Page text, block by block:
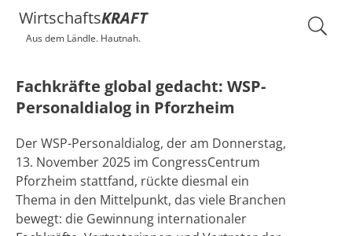
WirtschaftsKRAFT
Aus dem Ländle. Hautnah.
Fachkräfte global gedacht: WSP-
Personaldialog in Pforzheim
Der WSP-Personaldialog, der am Donnerstag,
13. November 2025 im CongressCentrum
Pforzheim stattfand, rückte diesmal ein
Thema in den Mittelpunkt, das viele Branchen
bewegt: die Gewinnung internationaler